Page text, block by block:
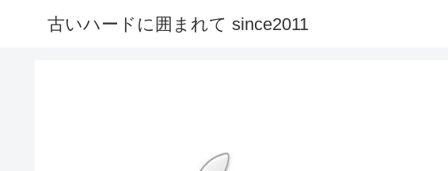
古いハードに囲まれて since2011